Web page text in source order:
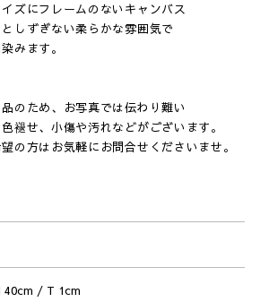
ズにフレームのないキャンバス
しずぎない柔らかな雰囲気で
みます。
のため、お写真では伝わり難い
褪せ、小傷や汚れなどがございます。
の方はお気軽にお問合せくださいませ。
40cm / T 1cm